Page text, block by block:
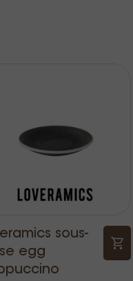
sous-
egg